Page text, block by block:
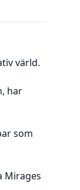
värld.
har
som
Mirages